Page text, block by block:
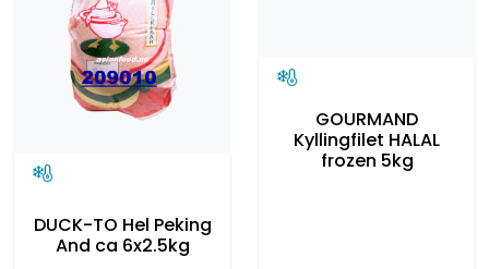
DUCK-TO Hel Peking
And ca 6x2.5kg
GOURMAND
Kyllingfilet HALAL
frozen 5kg